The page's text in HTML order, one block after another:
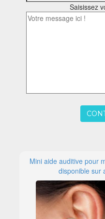
Saisissez
Mini aide auditive pour
disponible sur